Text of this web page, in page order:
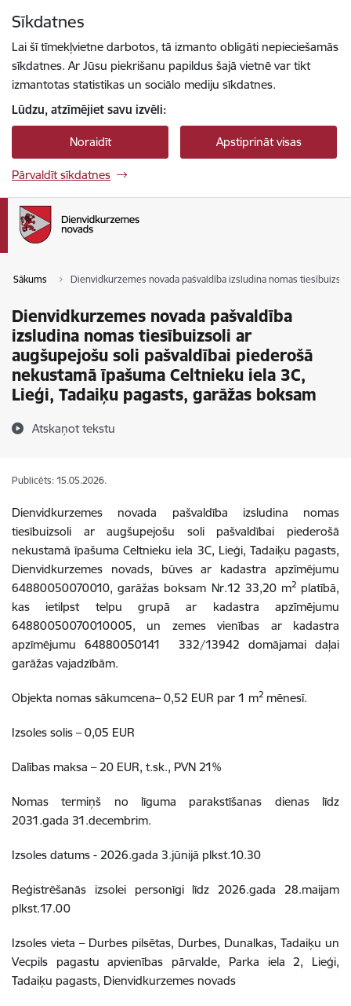
Sīkdatnes
Lai šī tīmekļvietne darbotos, tā izmanto obligāti nepieciešamās
sīkdatnes. Ar Jūsu piekrišanu papildus šajā vietnē var tikt
izmantotas statistikas un sociālo mediju sīkdatnes.
Lūdzu, atzīmējiet savu izvēli:
Noraidīt Apstiprināt visas
Pārvaldīt sīkdatnes
Sākums Dienvidkurzemes novada pašvaldība izsludina nomas
Dienvidkurzemes novada pašvaldība
izsludina nomas tiesībuizsoli ar
augšupejošu soli pašvaldībai piederošā
nekustamā īpašuma Celtnieku iela 3C,
Lieģi, Tadaiķu pagasts, garāžas boksam
Atskaņot tekstu
Publicēts: 15.05.2026.
Dienvidkurzemes novada pašvaldība izsludina nomas
tiesībuizsoli ar augšupejošu soli pašvaldībai piederošā
nekustamā īpašuma Celtnieku iela 3C, Lieģi, Tadaiķu pagasts,
Dienvidkurzemes novads, būves ar kadastra apzīmējumu
64880050070010, garāžas boksam Nr.12 33,20 m2platībā,
kas ietilpst telpu grupā ar kadastra apzīmējumu
64880050070010005, un zemes vienības ar kadastra
apzīmējumu 64880050141 332/13942 domājamai daļai
garāžas vajadzībām.
Objekta nomas sākumcena– 0,52 EUR par 1 m2 mēnesī.
Izsoles solis – 0,05 EUR
Dalības maksa – 20 EUR, t.sk., PVN 21%
Nomas termiņš no līguma parakstīšanas dienas līdz
2031.gada 31.decembrim.
Izsoles datums - 2026.gada 3.jūnijā plkst.10.30
Reģistrēšanās izsolei personīgi līdz 2026.gada 28.maijam
plkst.17.00
Izsoles vieta – Durbes pilsētas, Durbes, Dunalkas, Tadaiķu un
Vecpils pagastu apvienības pārvalde, Parka iela 2, Lieģi,
Tadaiķu pagasts, Dienvidkurzemes novads